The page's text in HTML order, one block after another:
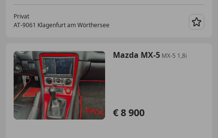
Privat
AT-9061 Klagenfurt am Wörthersee
Mazda MX-5 MX-5 1,8i
€ 8 900